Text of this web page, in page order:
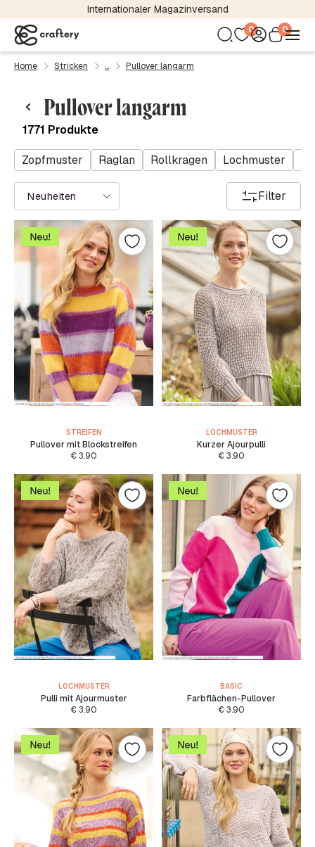
Kostenloser Versand bereits ab 24,95 €
0 0
Home Stricken Pullover langarm
Pullover langarm
1771 Produkte
Zopfmuster Raglan Rollkragen Lochmuster
Neuheiten Filter
STREIFEN
Pullover mit Blockstreifen
€3.90
LOCHMUSTER
Kurzer Ajourpulli
€3.90
LOCHMUSTER
Pulli mit Ajourmuster
€3.90
BASIC
Farbflächen-Pullover
€3.90